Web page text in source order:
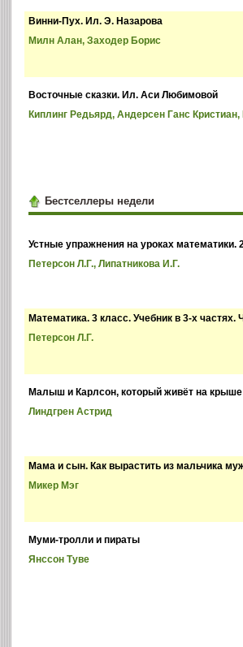
Винни-Пух. Ил. Э. Назарова
Милн Алан, Заходер Борис
Восточные сказки. Ил. Аси Любимовой
Киплинг Редьярд, Андерсен Ганс
Бестселлеры недели
Устные упражнения на уроках математики.
Петерсон Л.Г., Липатникова И.Г.
Математика. 3 класс. Учебник в 3-х частях.
Петерсон Л.Г.
Малыш и Карлсон, который живёт на крыше
Линдгрен Астрид
Мама и сын. Как вырастить из мальчика
Микер Мэг
Муми-тролли и пираты
Янссон Туве